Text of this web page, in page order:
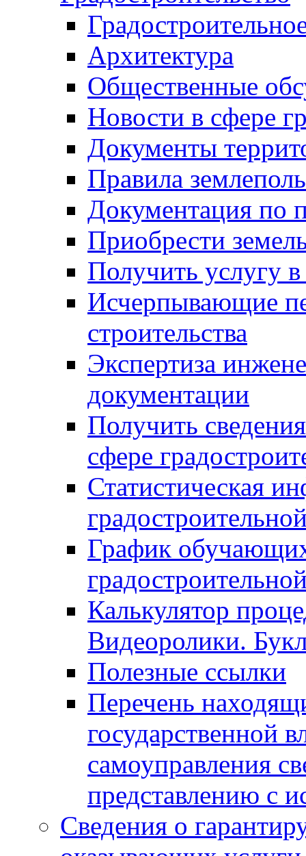
Архитектура
Общественные
Новости в сфере
Документы
Правила
Документация по
Приобрести
Получить услугу в
Исчерпывающие
строительства
Экспертиза
документации
Получить
сфере
Статистическая
График
Калькулятор
Видеоролики.
Полезные ссылки
Перечень
государственной
самоуправления
представлению с
Сведения о